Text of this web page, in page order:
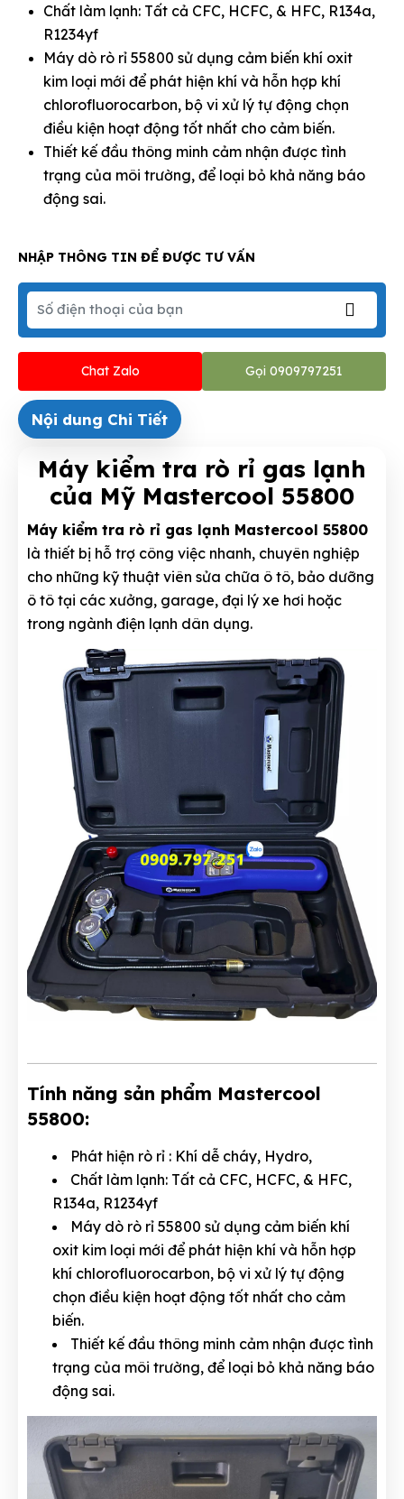
Chất làm lạnh: Tất cả CFC, HCFC, & HFC, R134a,
R1234yf
Máy dò rò rỉ 55800 sử dụng cảm biến khí oxit
kim loại mới để phát hiện khí và hỗn hợp khí
chlorofluorocarbon, bộ vi xử lý tự động chọn
điều kiện hoạt động tốt nhất cho cảm biến.
Thiết kế đầu thông minh cảm nhận được tình
trạng của môi trường, để loại bỏ khả năng báo
động sai.
NHẬP THÔNG TIN ĐỂ ĐƯỢC TƯ VẤN
Chat Zalo Gọi 0909797251
Nội dung Chi Tiết
Máy kiểm tra rò rỉ gas lạnh
của Mỹ Mastercool 55800
Máy kiểm tra rò rỉ gas lạnh Mastercool 55800
là thiết bị hỗ trợ công việc nhanh, chuyên nghiệp
cho những kỹ thuật viên sửa chữa ô tô, bảo dưỡng
ô tô tại các xưởng, garage, đại lý xe hơi hoặc
trong ngành điện lạnh dân dụng.
Tính năng sản phẩm Mastercool
55800:
Phát hiện rò rỉ : Khí dễ cháy, Hydro,
Chất làm lạnh: Tất cả CFC, HCFC, & HFC,
R134a, R1234yf
Máy dò rò rỉ 55800 sử dụng cảm biến khí
oxit kim loại mới để phát hiện khí và hỗn hợp
khí chlorofluorocarbon, bộ vi xử lý tự động
chọn điều kiện hoạt động tốt nhất cho cảm
biến.
Thiết kế đầu thông minh cảm nhận được tình
trạng của môi trường, để loại bỏ khả năng báo
động sai.